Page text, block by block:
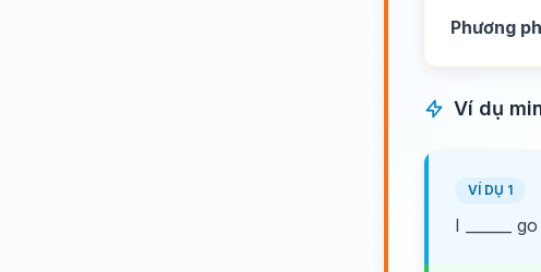
Phương
Ví dụ
VÍ DỤ 1
I ______